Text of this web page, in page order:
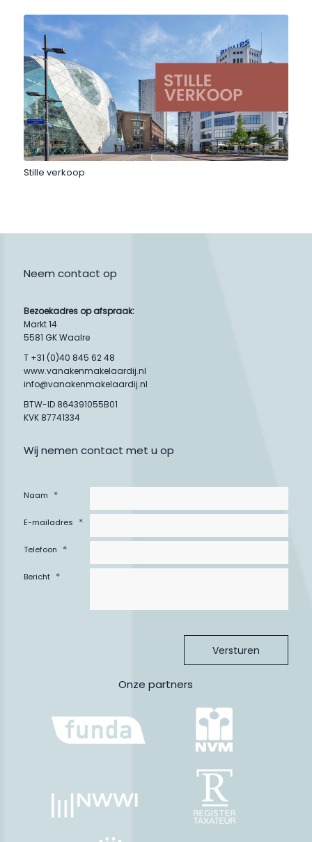
Stille verkoop
Neem contact op
Bezoekadres op afspraak:
Markt 14
5581 GK Waalre
T +31 (0)40 845 62 48
www.vanakenmakelaardij.nl
info@vanakenmakelaardij.nl
BTW-ID 864391055B01
KVK 87741334
Wij nemen contact met u op
Naam *
E-mailadres *
Telefoon *
Bericht *
Onze partners